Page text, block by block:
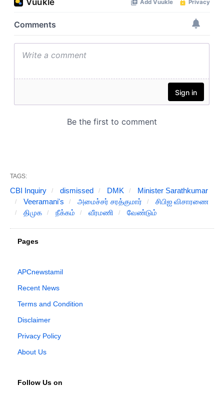
TAGS:
CBI Inquiry dismissed DMK
Minister Sarathkumar
Veeramani's
அமைச்சர் சரத்குமார்
சிபிஐ விசாரணை
திமுக
நீக்கம் வீரமணி வேண்டும்
Pages
APCnewstamil
Recent News
Terms and Condition
Disclaimer
Privacy Policy
About Us
Follow Us on